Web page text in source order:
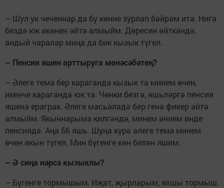
– Шул ук чеченнар да бу көнне зурлап бәйрәм итә. Нигә
бездә юк икәнен әйтә алмыйм. Дөресен әйткәндә,
андый чаралар миңа да бик кызык түгел.
– Пенсия яшен арттыруга мөнәсәбәтең?
– Әлеге тема бер караганда кызык та минем өчен,
икенче караганда юк та. Чөнки безгә, яшьләргә пенсия
яшенә ераграк. Әлеге мәсьәләдә бер генә фикер әйтә
алмыйм. Якыннарыма килгәндә, минем әнием инде
пенсиядә. Аңа 56 яшь. Шуңа күрә әлеге тема минем
өчен якын түгел. Мин бүгенге көн белән яшим.
– Ә сиңа нәрсә кызыклы?
– Бүгенге тормышым. Иҗат, җырларым, яхшы тормыш.